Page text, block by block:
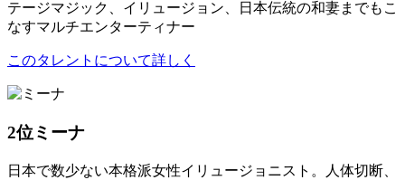
テージマジック、イリュージョン、日本伝統の和妻までもこ
なすマルチエンターティナー
このタレントについて詳しく
2位 ミーナ
日本で数少ない本格派女性イリュージョニスト。人体切断、